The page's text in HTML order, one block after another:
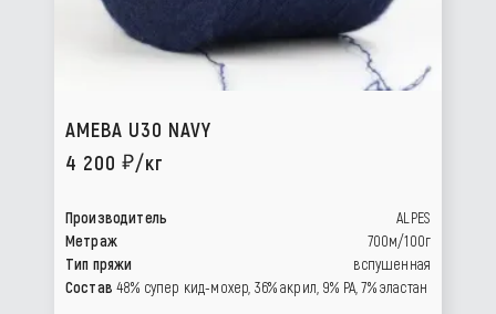
AMEBA U30 NAVY
4 200
/кг
Производитель
ALPES
Метраж
700м/100г
Тип пряжи
вспушенная
Состав 48% супер кид-мохер, 36% акрил, 9% РА, 7% эластан